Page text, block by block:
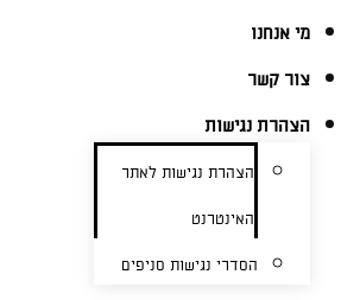
מי אנחנו
צור קשר
הצהרת נגישות
הצהרת נגישות לאתר
האינטרנט
הסדרי נגישות סניפים